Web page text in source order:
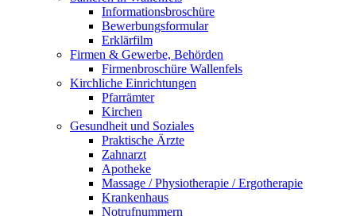
Informationsbroschüre
Bewerbungsformular
Erklärfilm
Firmen & Gewerbe, Behörden
Firmenbroschüre Wallenfels
Kirchliche Einrichtungen
Pfarrämter
Kirchen
Gesundheit und Soziales
Praktische Ärzte
Zahnarzt
Apotheke
Massage / Physiotherapie / Ergotherapie
Krankenhaus
Notrufnummern